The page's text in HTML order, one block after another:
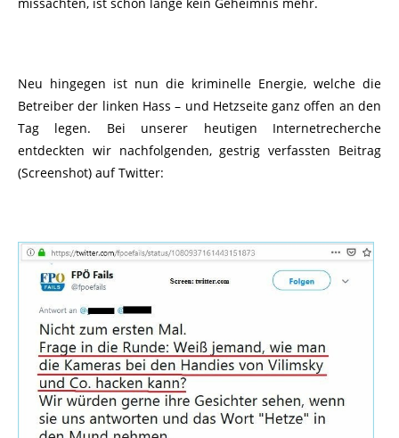
Neu hingegen ist nun die kriminelle Energie, welche die
Betreiber der linken Hass – und Hetzseite ganz offen an den
Tag legen. Bei unserer heutigen Internetrecherche
entdeckten wir nachfolgenden, gestrig verfassten Beitrag
(Screenshot) auf Twitter: